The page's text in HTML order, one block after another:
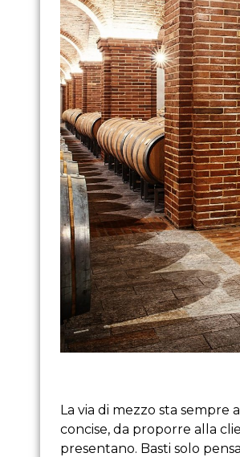
La via di mezzo sta sempre
concise, da proporre alla
presentano. Basti solo